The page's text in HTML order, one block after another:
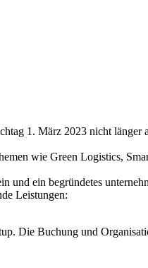
1. März 2023 nicht
wie Green Logistics,
und ein begründetes
Leistungen:
Die Buchung und